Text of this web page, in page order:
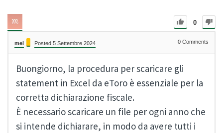
0
mel Posted 5 Settembre 2024 0 Comments
Buongiorno, la procedura per scaricare gli
statement in Excel da eToro è essenziale per la
corretta dichiarazione fiscale.
È necessario scaricare un file per ogni anno che
si intende dichiarare, in modo da avere tutti i